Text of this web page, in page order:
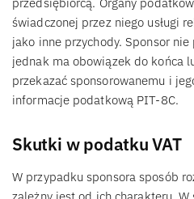
przedsiębiorcą. Organy
świadczonej przez niego usługi
jako inne przychody. Sponsor nie
jednak ma obowiązek do końca
przekazać sponsorowanemu i
informacje podatkową PIT-8C.
Skutki w podatku VAT
W przypadku sponsora sposób